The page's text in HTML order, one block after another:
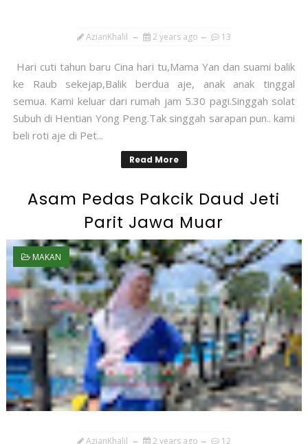
AzianKhalil 2 years ago 13
Hari cuti tahun baru Cina hari tu,Mama Yan dan suami balik
ke Raub sekejap,Balik berdua aje, anak anak tinggal
semua. Kami keluar dari rumah jam 5.30 pagi.Singgah solat
Subuh di Hentian Yong Peng.Tak singgah sarapan pun.. kami
beli roti aje di Pet...
Read More
Asam Pedas Pakcik Daud Jeti
Parit Jawa Muar
MAKAN
AzianKhalil 2 years ago 12